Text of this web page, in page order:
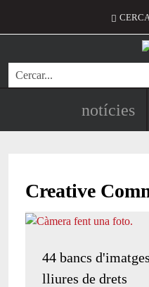
Menú
Cerca
notícies
Creative
44 bancs
lliures de drets